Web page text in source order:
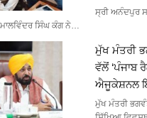
ਸ੍ਰੀ ਅਨੰਦਪੁਰ
ਮਾਲਵਿੰਦਰ ਸਿੰਘ ਕੰਗ ਨੇ…
ਮੁੱਖ ਮੰਤਰੀ
ਵੱਲੋਂ
ਐਜੂਕੇਸ਼ਨਲ
ਮੁੱਖ ਮੰਤਰੀ